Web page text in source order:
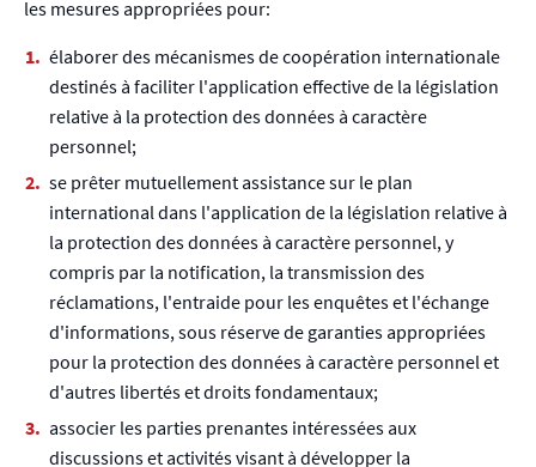
les mesures appropriées pour:
élaborer des mécanismes de coopération internationale
destinés à faciliter l'application effective de la législation
relative à la protection des données à caractère
personnel;
se prêter mutuellement assistance sur le plan
international dans l'application de la législation relative à
la protection des données à caractère personnel, y
compris par la notification, la transmission des
réclamations, l'entraide pour les enquêtes et l'échange
d'informations, sous réserve de garanties appropriées
pour la protection des données à caractère personnel et
d'autres libertés et droits fondamentaux;
associer les parties prenantes intéressées aux
discussions et activités visant à développer la